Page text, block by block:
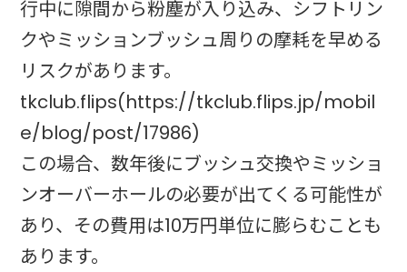
行中に隙間から粉塵が入り込み、シフトリン
クやミッションブッシュ周りの摩耗を早める
リスクがあります。
tkclub.flips(https://tkclub.flips.jp/mobil
e/blog/post/17986)
この場合、数年後にブッシュ交換やミッショ
ンオーバーホールの必要が出てくる可能性が
あり、その費用は10万円単位に膨らむことも
あります。